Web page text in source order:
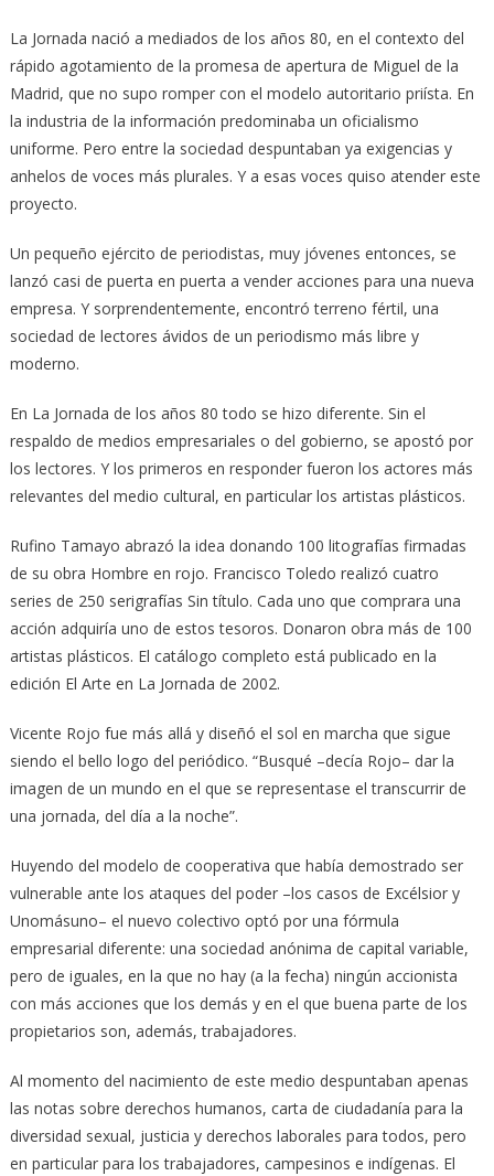
La Jornada nació a mediados de los años 80, en el contexto del
rápido agotamiento de la promesa de apertura de Miguel de la
Madrid, que no supo romper con el modelo autoritario priísta. En
la industria de la información predominaba un oficialismo
uniforme. Pero entre la sociedad despuntaban ya exigencias y
anhelos de voces más plurales. Y a esas voces quiso atender este
proyecto.
Un pequeño ejército de periodistas, muy jóvenes entonces, se
lanzó casi de puerta en puerta a vender acciones para una nueva
empresa. Y sorprendentemente, encontró terreno fértil, una
sociedad de lectores ávidos de un periodismo más libre y
moderno.
En La Jornada de los años 80 todo se hizo diferente. Sin el
respaldo de medios empresariales o del gobierno, se apostó por
los lectores. Y los primeros en responder fueron los actores más
relevantes del medio cultural, en particular los artistas plásticos.
Rufino Tamayo abrazó la idea donando 100 litografías firmadas
de su obra Hombre en rojo. Francisco Toledo realizó cuatro
series de 250 serigrafías Sin título. Cada uno que comprara una
acción adquiría uno de estos tesoros. Donaron obra más de 100
artistas plásticos. El catálogo completo está publicado en la
edición El Arte en La Jornada de 2002.
Vicente Rojo fue más allá y diseñó el sol en marcha que sigue
siendo el bello logo del periódico. “Busqué –decía Rojo– dar la
imagen de un mundo en el que se representase el transcurrir de
una jornada, del día a la noche”.
Huyendo del modelo de cooperativa que había demostrado ser
vulnerable ante los ataques del poder –los casos de Excélsior y
Unomásuno– el nuevo colectivo optó por una fórmula
empresarial diferente: una sociedad anónima de capital variable,
pero de iguales, en la que no hay (a la fecha) ningún accionista
con más acciones que los demás y en el que buena parte de los
propietarios son, además, trabajadores.
Al momento del nacimiento de este medio despuntaban apenas
las notas sobre derechos humanos, carta de ciudadanía para la
diversidad sexual, justicia y derechos laborales para todos, pero
en particular para los trabajadores, campesinos e indígenas. El